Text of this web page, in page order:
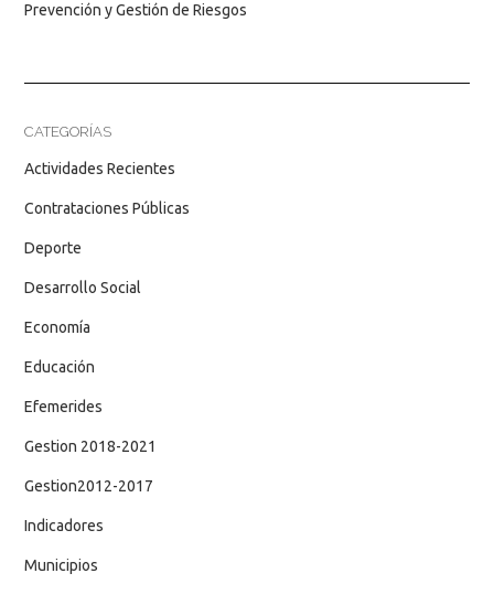
Prevención y Gestión de Riesgos
CATEGORÍAS
Actividades Recientes
Contrataciones Públicas
Deporte
Desarrollo Social
Economía
Educación
Efemerides
Gestion 2018-2021
Gestion2012-2017
Indicadores
Municipios